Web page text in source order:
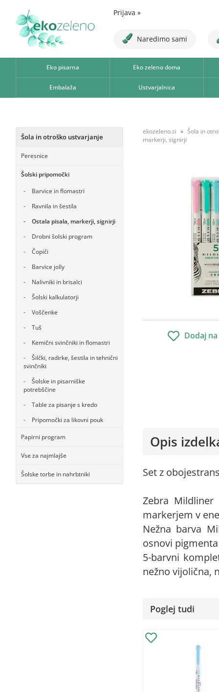
Prijava »
Naredimo sami
Eko pisarna Eko zeleno doma
Embalaža Ustvarjalnica
Šola in otroško ustvarjanje
Peresnice
Šolski pripomočki
Barvice in flomastri
Ravnila in šestila
Ostala pisala, markerji, signirji
Drobni šolski program
Čopiči
Barvice jolly
Nalivniki in brisalci
Šolski kalkulatorji
Voščenke
Tuš
Kemični svinčniki in flomastri
Šilčki, radirke, šestila in tehnični
svinčniki
Šolske in pisarniške
potrebščine
Table za pisanje s kredo
Pripomočki za likovni pouk
Papirni program
Vse za najmlajše
Šolske torbe in nahrbtniki
ekozeleno.si
Šola in
markerji, signirji
Dodaj
Opis
Set z
Zebra
markerjem v
Nežna barva
osnovi
5-barvni
nežno vijolična,
Poglej tudi